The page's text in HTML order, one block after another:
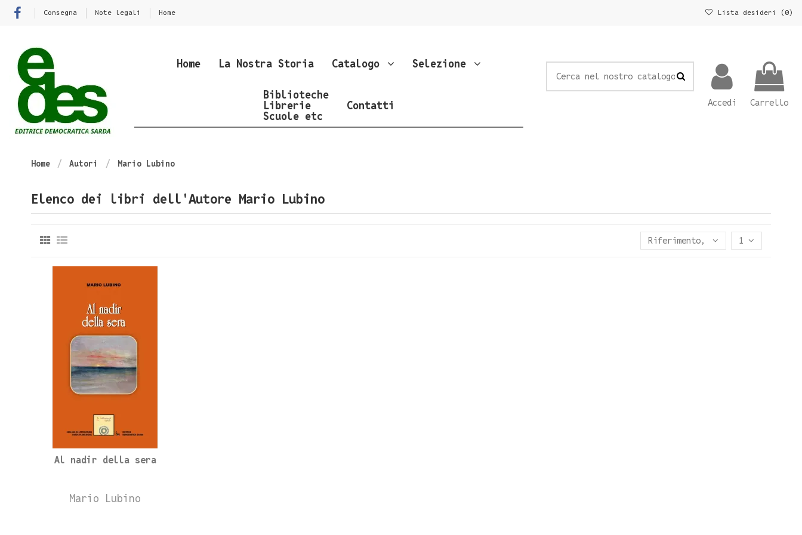
Consegna Note legali Home Lista desideri (0)
Home La Nostra Storia Catalogo Selezione
Biblioteche
Librerie
Scuole etc
Contatti Accedi Carrello
Home Autori Mario Lubino
Elenco dei libri dell'Autore Mario Lubino
Riferimento, Z - A 1
Al nadir della sera
Mario Lubino